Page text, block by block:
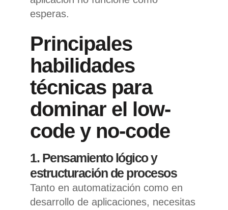
esperas.
Principales
habilidades
técnicas para
dominar el low-
code y no-code
1. Pensamiento lógico y
estructuración de procesos
Tanto en automatización como en
desarrollo de aplicaciones, necesitas